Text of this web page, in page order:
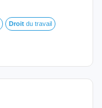
Droit du travail